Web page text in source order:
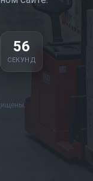
55
СЕКУНД